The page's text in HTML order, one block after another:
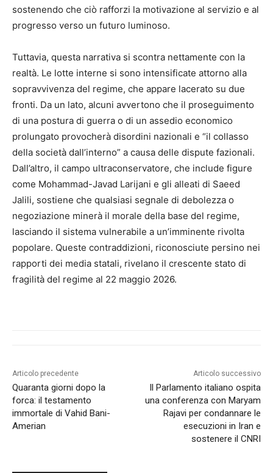
sostenendo che ciò rafforzi la motivazione al servizio e al
progresso verso un futuro luminoso.
Tuttavia, questa narrativa si scontra nettamente con la
realtà. Le lotte interne si sono intensificate attorno alla
sopravvivenza del regime, che appare lacerato su due
fronti. Da un lato, alcuni avvertono che il proseguimento
di una postura di guerra o di un assedio economico
prolungato provocherà disordini nazionali e “il collasso
della società dall’interno” a causa delle dispute fazionali.
Dall’altro, il campo ultraconservatore, che include figure
come Mohammad-Javad Larijani e gli alleati di Saeed
Jalili, sostiene che qualsiasi segnale di debolezza o
negoziazione minerà il morale della base del regime,
lasciando il sistema vulnerabile a un’imminente rivolta
popolare. Queste contraddizioni, riconosciute persino nei
rapporti dei media statali, rivelano il crescente stato di
fragilità del regime al 22 maggio 2026.
Articolo precedente
Quaranta giorni dopo la
forca: il testamento
immortale di Vahid Bani-
Amerian
Articolo successivo
Il Parlamento italiano ospita
una conferenza con Maryam
Rajavi per condannare le
esecuzioni in Iran e
sostenere il CNRI